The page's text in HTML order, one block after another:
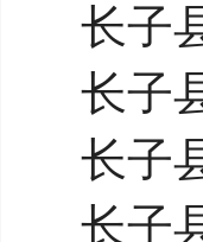
长子
长子
长子
长子